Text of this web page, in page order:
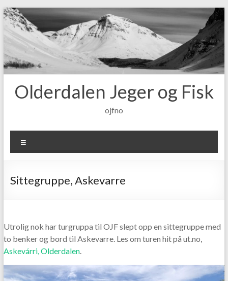
Skip
to
content
Olderdalen Jeger og Fisk
ojfno
Sittegruppe, Askevarre
Utrolig nok har turgruppa til OJF slept opp en sittegruppe med
to benker og bord til Askevarre. Les om turen hit på ut.no,
Askevárri, Olderdalen.